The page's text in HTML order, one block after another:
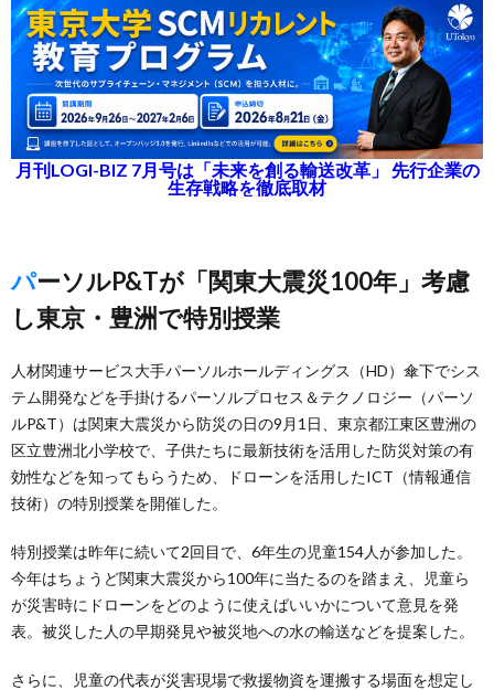
月刊LOGI-BIZ 7月号は「未来を創る輸送改革」 先行企業の
生存戦略を徹底取材
パーソルP&Tが「関東大震災100年」考慮
し東京・豊洲で特別授業
人材関連サービス大手パーソルホールディングス（HD）傘下でシス
テム開発などを手掛けるパーソルプロセス＆テクノロジー（パーソ
ルP&T）は関東大震災から防災の日の9月1日、東京都江東区豊洲の
区立豊洲北小学校で、子供たちに最新技術を活用した防災対策の有
効性などを知ってもらうため、ドローンを活用したICT（情報通信
技術）の特別授業を開催した。
特別授業は昨年に続いて2回目で、6年生の児童154人が参加した。
今年はちょうど関東大震災から100年に当たるのを踏まえ、児童ら
が災害時にドローンをどのように使えばいいかについて意見を発
表。被災した人の早期発見や被災地への水の輸送などを提案した。
さらに、児童の代表が災害現場で救援物資を運搬する場面を想定し